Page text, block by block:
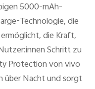
5000-mAh-
Technologie, die
die Kraft,
Schritt zu
Protection von vivo
über Nacht und sorgt